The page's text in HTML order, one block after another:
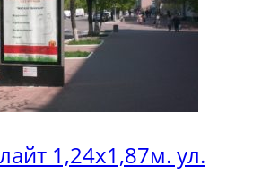
1,24х1,87м. ул.